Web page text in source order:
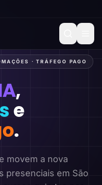
· TRÁFEGO PAGO
,
e
.
movem a nova
presenciais em São